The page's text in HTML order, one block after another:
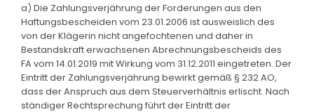
a) Die Zahlungsverjährung der Forderungen aus den
Haftungsbescheiden vom 23.01.2006 ist ausweislich des
von der Klägerin nicht angefochtenen und daher in
Bestandskraft erwachsenen Abrechnungsbescheids des
FA vom 14.01.2019 mit Wirkung vom 31.12.2011 eingetreten. Der
Eintritt der Zahlungsverjährung bewirkt gemäß § 232 AO,
dass der Anspruch aus dem Steuerverhältnis erlischt. Nach
ständiger Rechtsprechung führt der Eintritt der